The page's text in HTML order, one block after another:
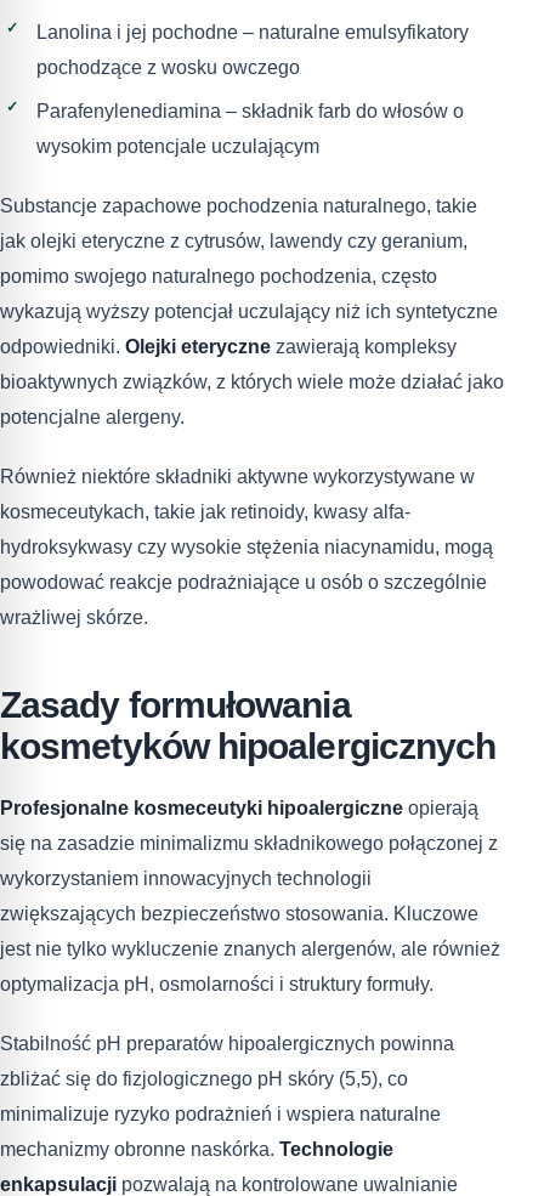
Lanolina i jej pochodne – naturalne emulsyfikatory
pochodzące z wosku owczego
Parafenylenediamina – składnik farb do włosów o
wysokim potencjale uczulającym
Substancje zapachowe pochodzenia naturalnego, takie
jak olejki eteryczne z cytrusów, lawendy czy geranium,
pomimo swojego naturalnego pochodzenia, często
wykazują wyższy potencjał uczulający niż ich syntetyczne
odpowiedniki. Olejki eteryczne zawierają kompleksy
bioaktywnych związków, z których wiele może działać jako
potencjalne alergeny.
Również niektóre składniki aktywne wykorzystywane w
kosmeceutykach, takie jak retinoidy, kwasy alfa-
hydroksykwasy czy wysokie stężenia niacynamidu, mogą
powodować reakcje podrażniające u osób o szczególnie
wrażliwej skórze.
Zasady formułowania
kosmetyków hipoalergicznych
Profesjonalne kosmeceutyki hipoalergiczne opierają
się na zasadzie minimalizmu składnikowego połączonej z
wykorzystaniem innowacyjnych technologii
zwiększających bezpieczeństwo stosowania. Kluczowe
jest nie tylko wykluczenie znanych alergenów, ale również
optymalizacja pH, osmolarności i struktury formuły.
Stabilność pH preparatów hipoalergicznych powinna
zbliżać się do fizjologicznego pH skóry (5,5), co
minimalizuje ryzyko podrażnień i wspiera naturalne
mechanizmy obronne naskórka. Technologie
enkapsulacji pozwalają na kontrolowane uwalnianie